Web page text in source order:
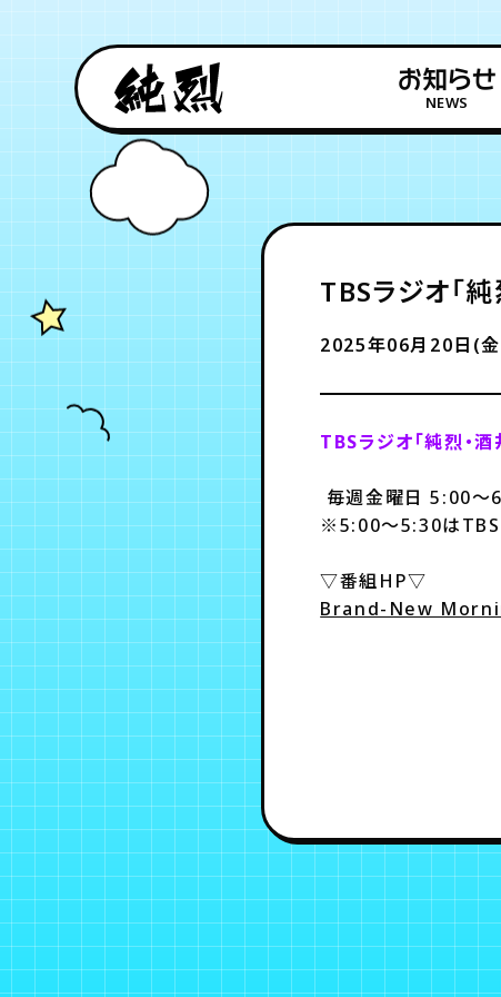
お知らせ
NEWS
TBSラジオ「
2025年06月20日(
TBSラジオ「純烈
毎週金曜日 5:00～
※5:00～5:30はTBS
▽番組HP▽
Brand-New